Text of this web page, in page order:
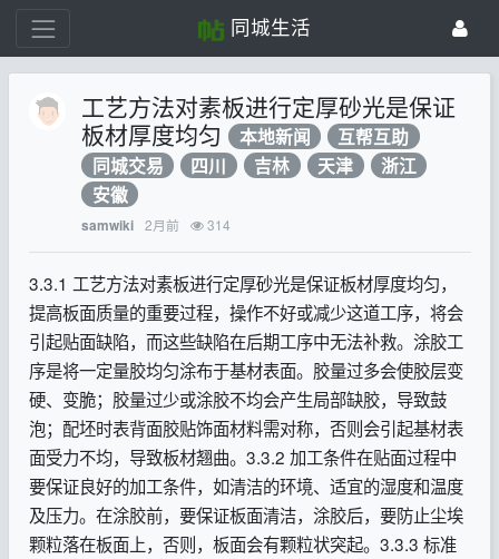
同城生活
工艺方法对素板进行定厚砂光是保证
板材厚度均匀 本地新闻
互帮互助
同城交易
四川 吉林 天津
浙江
安徽
samwiki 2月前 314
3.3.1 工艺方法对素板进行定厚砂光是保证板材厚度均匀，
提高板面质量的重要过程，操作不好或减少这道工序，将会
引起贴面缺陷，而这些缺陷在后期工序中无法补救。涂胶工
序是将一定量胶均匀涂布于基材表面。胶量过多会使胶层变
硬、变脆；胶量过少或涂胶不均会产生局部缺胶，导致鼓
泡；配坯时表背面胶贴饰面材料需对称，否则会引起基材表
面受力不均，导致板材翘曲。3.3.2 加工条件在贴面过程中
要保证良好的加工条件，如清洁的环境、适宜的湿度和温度
及压力。在涂胶前，要保证板面清洁，涂胶后，要防止尘埃
颗粒落在板面上，否则，板面会有颗粒状突起。3.3.3 标准